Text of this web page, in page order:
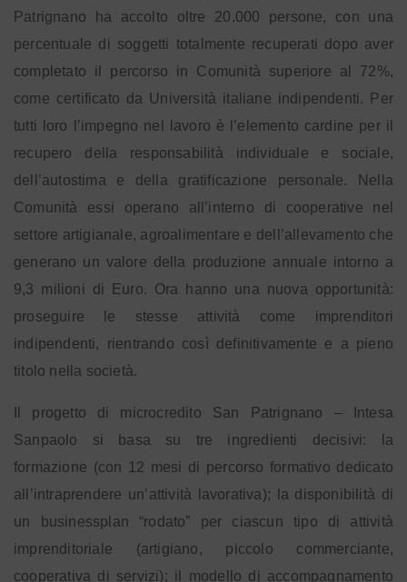
Patrignano ha accolto oltre 20.000 persone, con una
percentuale di soggetti totalmente recuperati dopo aver
completato il percorso in Comunità superiore al 72%,
come certificato da Università italiane indipendenti. Per
tutti loro l’impegno nel lavoro è l’elemento cardine per il
recupero della responsabilità individuale e sociale,
dell’autostima e della gratificazione personale. Nella
Comunità essi operano all’interno di cooperative nel
settore artigianale, agroalimentare e dell’allevamento che
generano un valore della produzione annuale intorno a
9,3 milioni di Euro. Ora hanno una nuova opportunità:
proseguire le stesse attività come imprenditori
indipendenti, rientrando così definitivamente e a pieno
titolo nella società.
Il progetto di microcredito San Patrignano – Intesa
Sanpaolo si basa su tre ingredienti decisivi: la
formazione (con 12 mesi di percorso formativo dedicato
all’intraprendere un’attività lavorativa); la disponibilità di
un businessplan “rodato” per ciascun tipo di attività
imprenditoriale (artigiano, piccolo commerciante,
cooperativa di servizi); il modello di accompagnamento